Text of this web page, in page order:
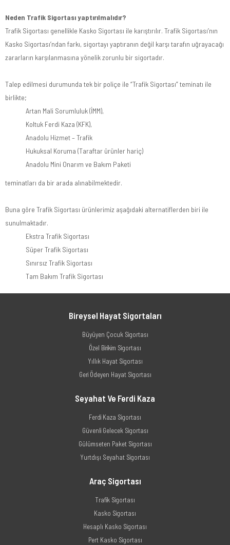
Neden Trafik Sigortası yaptırılmalıdır?
Trafik Sigortası genellikle Kasko Sigortası ile karıştırılır. Trafik Sigortası’nın
Kasko Sigortası’ndan farkı, sigortayı yaptıranın değil karşı tarafın uğrayacağı
zararların karşılanmasına yönelik zorunlu bir sigortadır.
Talep edilmesi durumunda tek bir poliçe ile “Trafik Sigortası” teminatı ile
birlikte;
Artan Mali Sorumluluk (İMM),
Koltuk Ferdi Kaza (KFK),
Anadolu Hizmet – Trafik
Hukuksal Koruma (Taraftar ürünler hariç)
Anadolu Mini Onarım ve Bakım Paketi
teminatları da bir arada alınabilmektedir.
Buna göre Trafik Sigortası ürünlerimiz aşağıdaki alternatiflerden biri ile
sunulmaktadır.
Ekstra Trafik Sigortası
Süper Trafik Sigortası
Sınırsız Trafik Sigortası
Tam Bakım Trafik Sigortası
Bireysel Hayat Sigortaları
Büyüyen Çocuk Sigortası
Özel Birikim Sigortası
Yıllık Hayat Sigortası
Geri Ödeyen Hayat Sigortası
Seyahat Ve Ferdi Kaza
Ferdi Kaza Sigortası
Güvenli Gelecek Sigortası
Gülümseten Paket Sigortası
Yurtdışı Seyahat Sigortası
Araç Sigortası
Trafik Sigortası
Kasko Sigortası
Hesaplı Kasko Sigortası
Pert Kasko Sigortası